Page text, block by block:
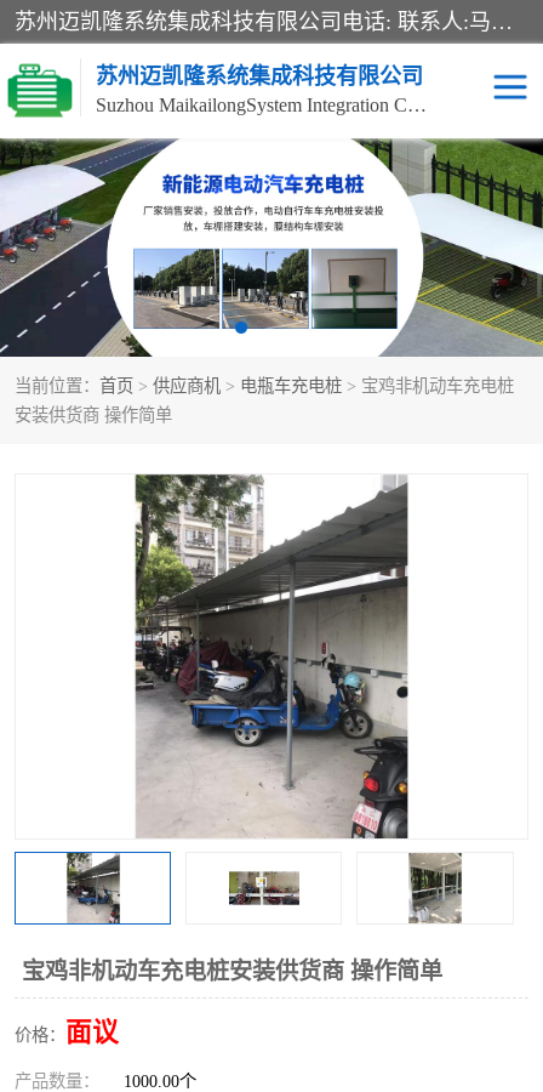
苏州迈凯隆系统集成科技有限公司电话: 联系人:马杰森 销售安装视频监控、报警系统、电话交换机、门禁考勤、巡更系统、呼叫对讲系统、停车场道闸、智能家居、广播系统、综合布线、办公设备、电子商务软件、网络工程、酒店门锁系列 系统集成、VOD视频点播、LED显示屏、节能产品、USP电源、收银机等弱电及智能化项目。
苏州迈凯隆系统集成科技有限公司
Suzhou MaikailongSystem Integration Co., Ltd.
当前位置： 首页 > 供应商机 > 电瓶车充电桩 > 宝鸡非机动车充电桩
安装供货商 操作简单
宝鸡非机动车充电桩安装供货商 操作简单
价格： 面议
产品数量： 1000.00个
非机动车充电桩 电瓶车充电桩
电动自行车充电桩 两轮电动车充电桩
充电桩